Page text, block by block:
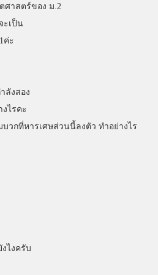
าสตร์ของ ม.2
ะเป็น
ค่ะ
ลังสอง
ไรคะ
วกที่หารเศษส่วนนี้ลงตัว ทำอย่างไร
ไงครับ